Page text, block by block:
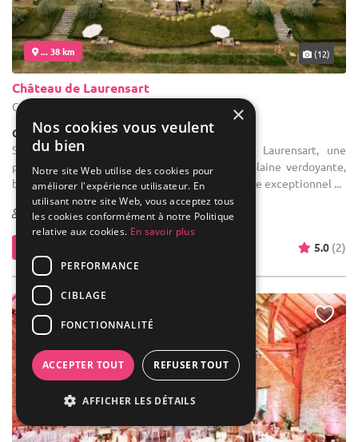
... 38 km (12)
Château de Laurensart
Grez-Doiceau - Brabant wallon (WBR)
Château
Salle des fêtes : Découvrez le Château de Laurensart, une
propriété prestigieuse nichée au cœur d'une plaine verdoyante,
bordée par le Thy, affluent de la Dyle. Ce domaine exceptionnel ...
1-600
5.0 (2)
×
Nos cookies vous veulent
du bien
Notre site Web utilise des cookies pour
améliorer l'expérience utilisateur. En
utilisant notre site Web, vous acceptez tous
les cookies conformément à notre Politique
relative aux cookies. En savoir plus
PERFORMANCE
CIBLAGE
FONCTIONNALITÉ
ACCEPTER TOUT REFUSER TOUT
AFFICHER LES DÉTAILS